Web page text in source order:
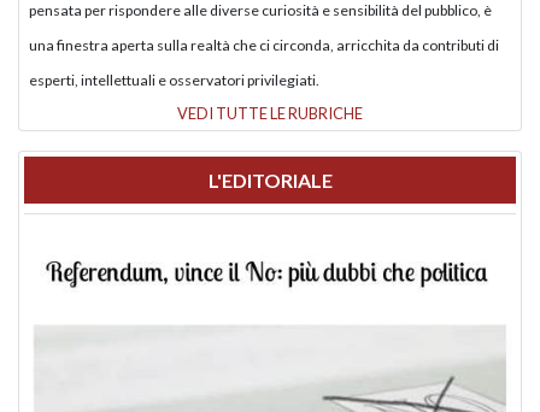
pensata per rispondere alle diverse curiosità e sensibilità del pubblico, è
una finestra aperta sulla realtà che ci circonda, arricchita da contributi di
esperti, intellettuali e osservatori privilegiati.
VEDI TUTTE LE RUBRICHE
L'EDITORIALE